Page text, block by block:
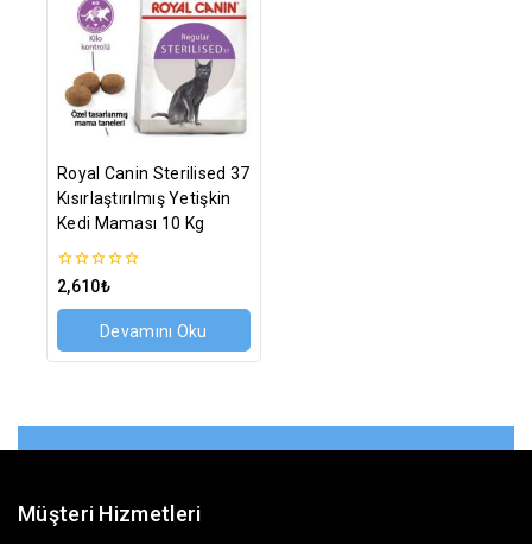
Royal Canin Sterilised 37
Kısırlaştırılmış Yetişkin
Kedi Maması 10 Kg
0
üzerinden
2,610₺
Devamını Oku
Müşteri Hizmetleri